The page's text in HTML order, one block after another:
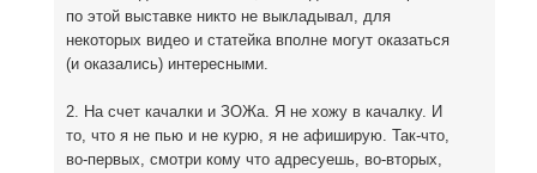
по этой выставке никто не выкладывал, для
некоторых видео и статейка вполне могут оказаться
(и оказались) интересными.
2. На счет качалки и ЗОЖа. Я не хожу в качалку. И
то, что я не пью и не курю, я не афиширую. Так-что,
во-первых, смотри кому что адресуешь, во-вторых,